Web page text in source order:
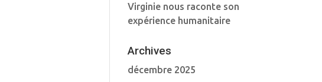
Virginie nous raconte son
expérience humanitaire
Archives
décembre 2025